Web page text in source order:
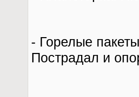
- Горелые
Пострадал и